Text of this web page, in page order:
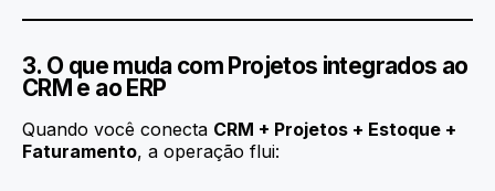
3. O que muda com Projetos integrados ao
CRM e ao ERP
Quando você conecta CRM + Projetos + Estoque +
Faturamento, a operação flui: